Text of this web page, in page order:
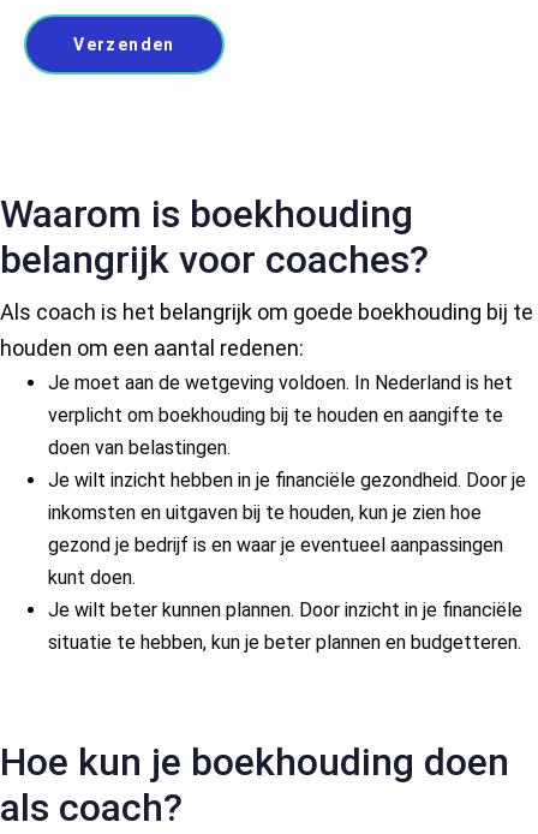
Waarom is boekhouding
belangrijk voor coaches?
Als coach is het belangrijk om goede boekhouding bij te
houden om een aantal redenen:
Je moet aan de wetgeving voldoen. In Nederland is het
verplicht om boekhouding bij te houden en aangifte te
doen van belastingen.
Je wilt inzicht hebben in je financiële gezondheid. Door je
inkomsten en uitgaven bij te houden, kun je zien hoe
gezond je bedrijf is en waar je eventueel aanpassingen
kunt doen.
Je wilt beter kunnen plannen. Door inzicht in je financiële
situatie te hebben, kun je beter plannen en budgetteren.
Hoe kun je boekhouding doen
als coach?